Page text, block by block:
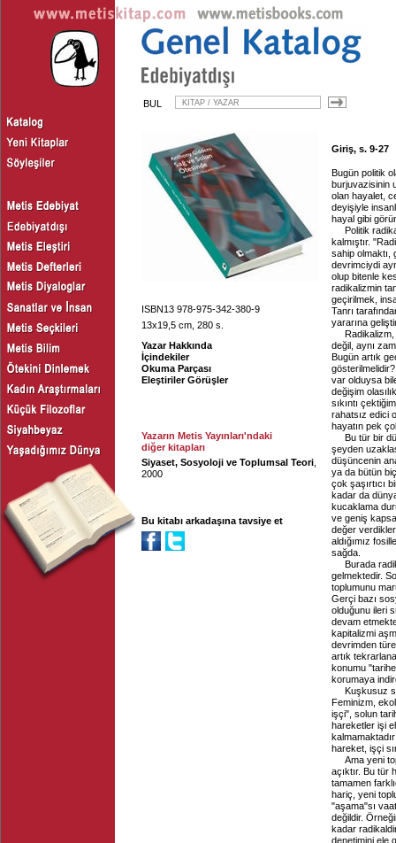
BUL
ISBN13 978-975-342-380-9
13x19,5 cm, 280 s.
Yazar Hakkında
İçindekiler
Okuma Parçası
Eleştiriler Görüşler
Yazarın Metis Yayınları'ndaki
diğer kitapları
Siyaset, Sosyoloji ve Toplumsal Teori
2000
Bu kitabı arkadaşına tavsiye et
Giriş, s. 9-27
Bugün politik
burjuvazisinin
olan hayalet,
deyişiyle
hayal gibi
Politik
kalmıştır.
sahip olmaktı,
devrimciydi
olup bitenle
radikalizmin
geçirilmek,
Tanrı
yararına
değil, aynı
Bugün artık
gösterilmelidir?
var olduysa
değişim
sıkıntı
rahatsız edici
hayatın pek
Bu tür bir
şeyden
düşüncenin
ya da bütün
çok şaşırtıcı
kadar da
kucaklama
ve geniş
değer
aldığımız
sağda.
Burada
gelmektedir.
toplumunu
Gerçi bazı
olduğunu ileri
devam
kapitalizmi
devrimden
artık
konumu
korumaya
Kuşkusuz
Feminizm,
işçi", solun
hareketler işi
hareket, işçi
Ama yeni
açıktır. Bu tür
tamamen
hariç, yeni
"aşama"sı
değildir.
kadar
denetimini ele